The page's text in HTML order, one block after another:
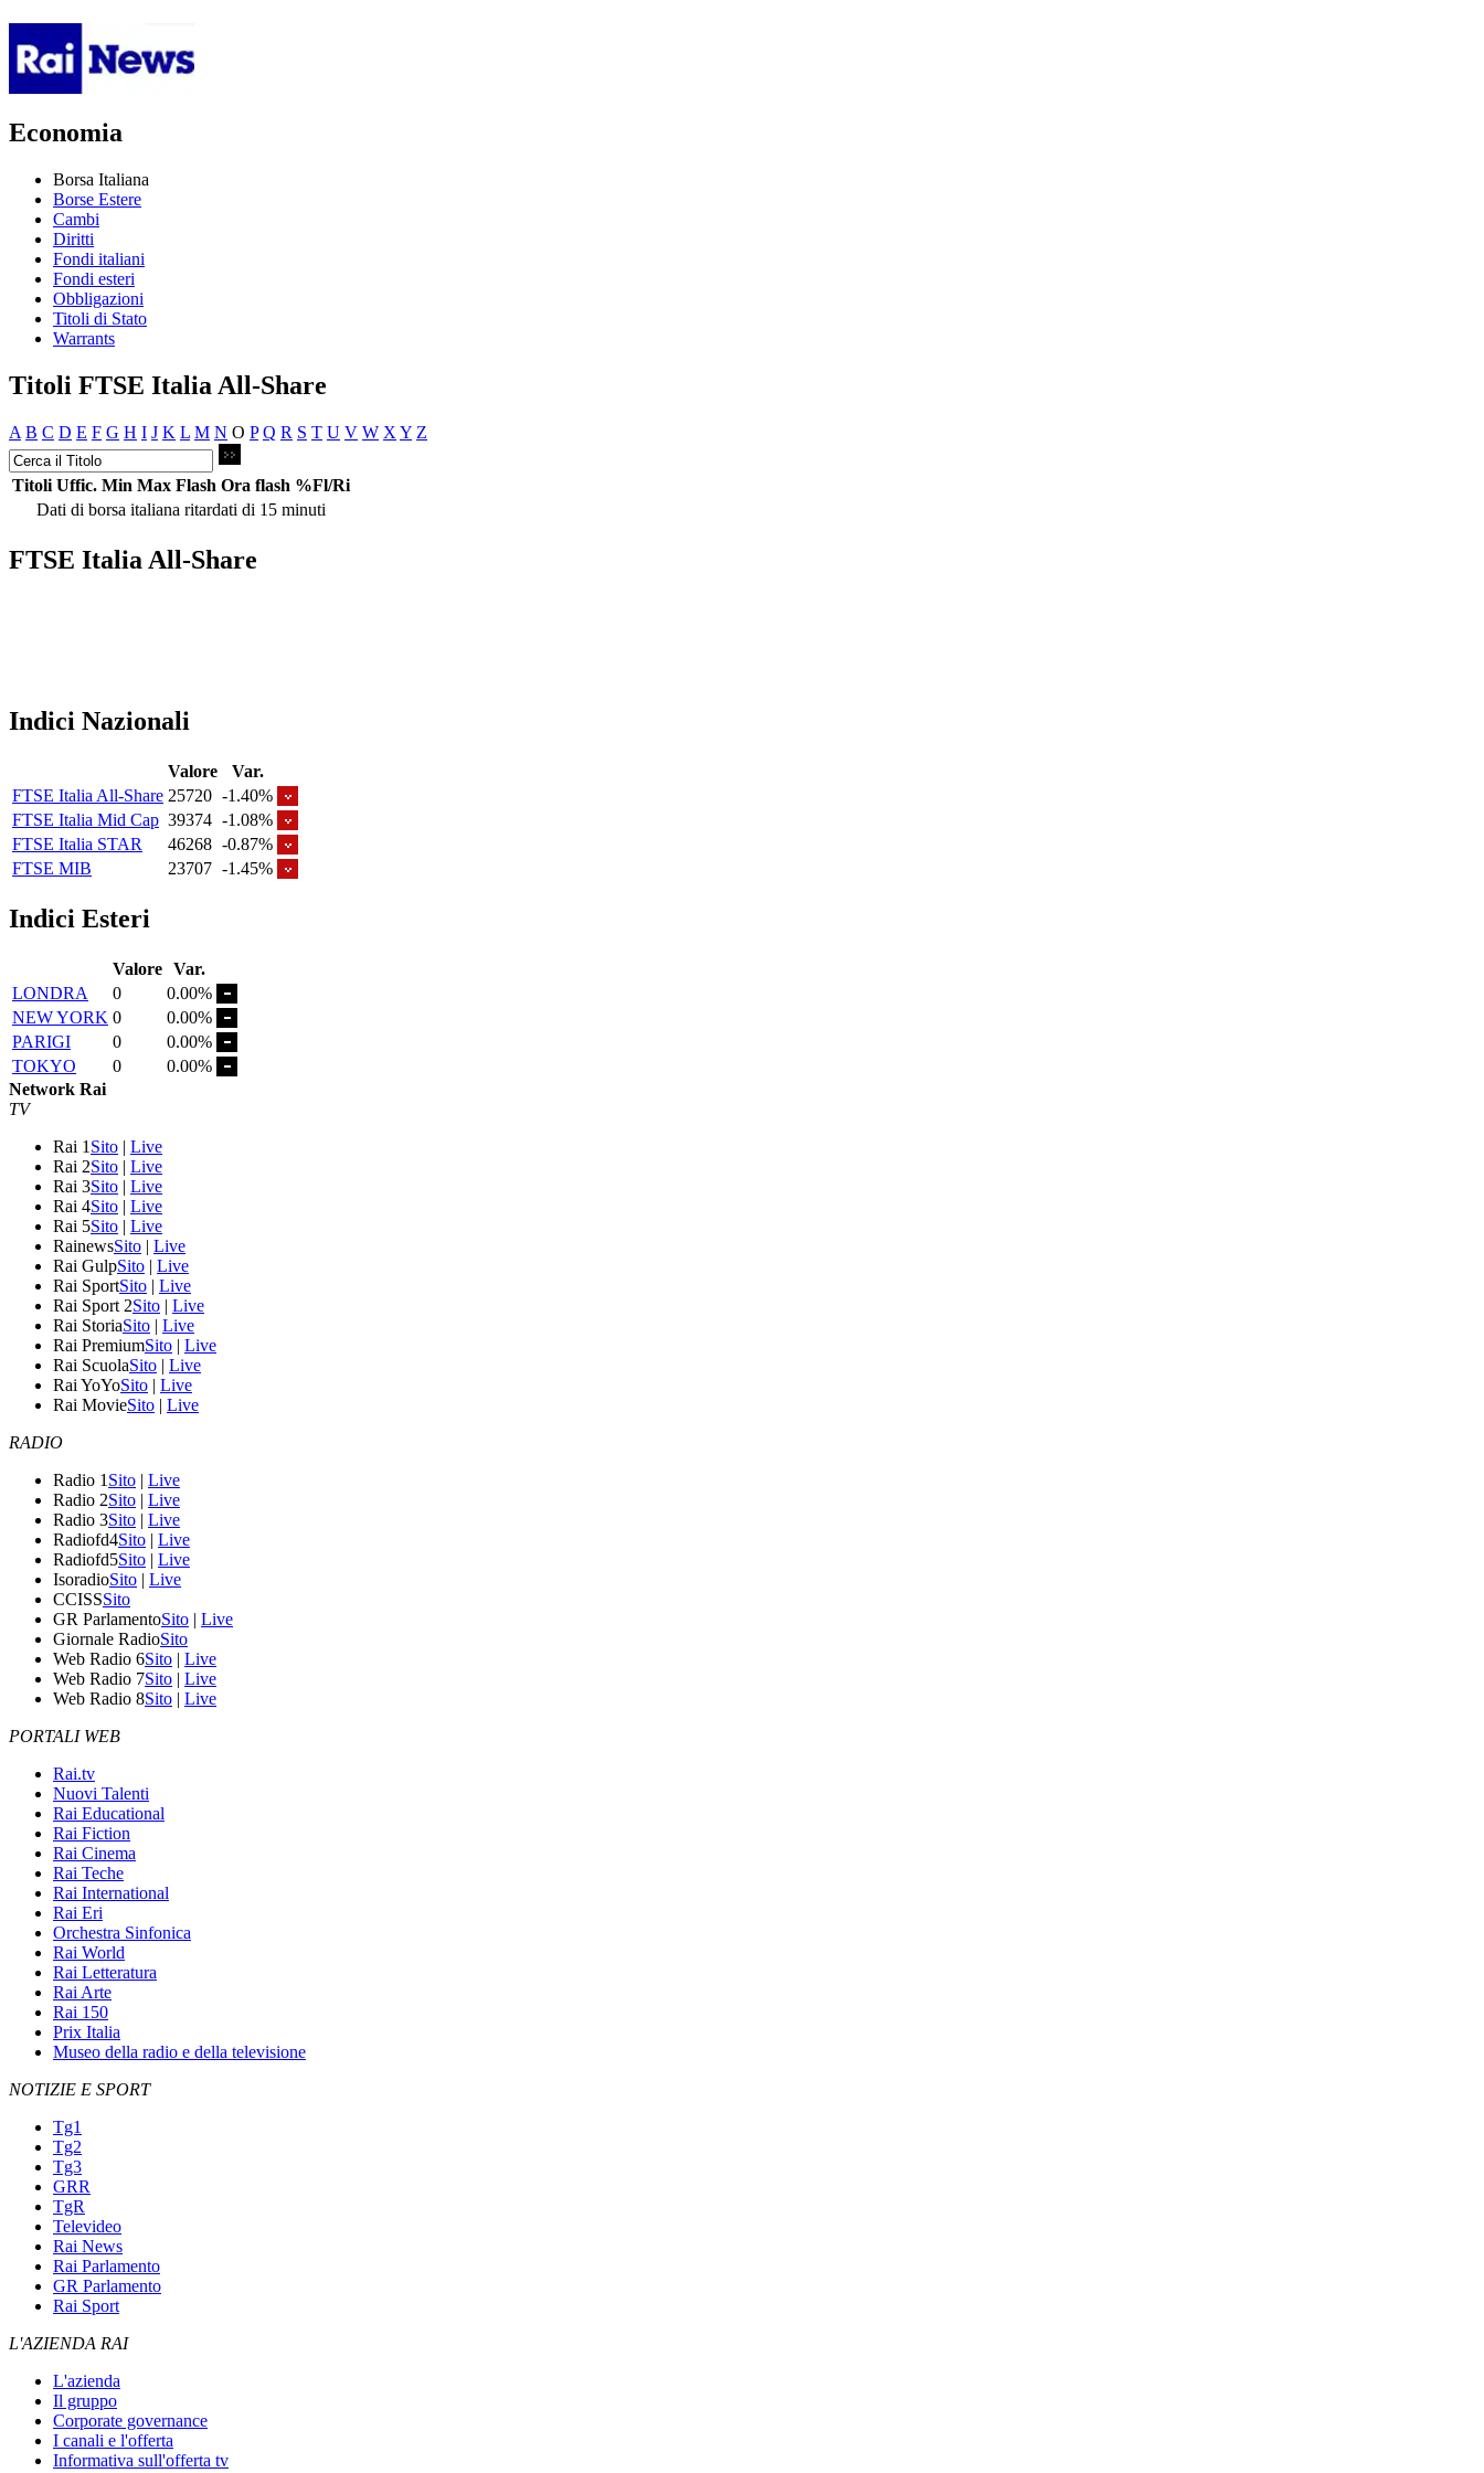
Economia
Borsa Italiana
Borse Estere
Cambi
Diritti
Fondi italiani
Fondi esteri
Obbligazioni
Titoli di Stato
Warrants
Titoli FTSE Italia All-Share
A B C D E F G H I J K L M N O P Q R S T U V W X Y Z
Titoli Uffic. Min Max Flash Ora flash %Fl/Ri
Dati di borsa italiana ritardati di 15 minuti
FTSE Italia All-Share
Indici Nazionali
Valore
Var.
FTSE Italia All-Share 25720 -1.40%
FTSE Italia Mid Cap 39374 -1.08%
FTSE Italia STAR
46268 -0.87%
FTSE MIB
23707 -1.45%
Indici Esteri
Valore Var.
LONDRA
0
0.00%
NEW YORK 0
0.00%
PARIGI
0
0.00%
TOKYO
0
0.00%
Network Rai
TV
Rai 1 Sito | Live
Rai 2Sito | Live
Rai 3Sito | Live
Rai 4Sito | Live
Rai 5Sito | Live
RainewsSito | Live
Rai GulpSito | Live
Rai SportSito | Live
Rai Sport 2Sito | Live
Rai StoriaSito | Live
Rai PremiumSito | Live
Rai ScuolaSito | Live
Rai YoYoSito | Live
Rai MovieSito | Live
RADIO
Radio 1 Sito | Live
Radio 2Sito | Live
Radio 3Sito | Live
Radiofd4Sito | Live
Radiofd5Sito | Live
IsoradioSito | Live
CCISSSito
GR ParlamentoSito | Live
Giornale RadioSito
Web Radio 6Sito | Live
Web Radio 7Sito | Live
Web Radio 8Sito | Live
PORTALI WEB
Rai.tv
Nuovi Talenti
Rai Educational
Rai Fiction
Rai Cinema
Rai Teche
Rai International
Rai Eri
Orchestra Sinfonica
Rai World
Rai Letteratura
Rai Arte
Rai 150
Prix Italia
Museo della radio e della televisione
NOTIZIE E SPORT
Tg1
Tg2
Tg3
GRR
TgR
Televideo
Rai News
Rai Parlamento
GR Parlamento
Rai Sport
L'AZIENDA RAI
L'azienda
Il gruppo
Corporate governance
I canali e l'offerta
Informativa sull'offerta tv